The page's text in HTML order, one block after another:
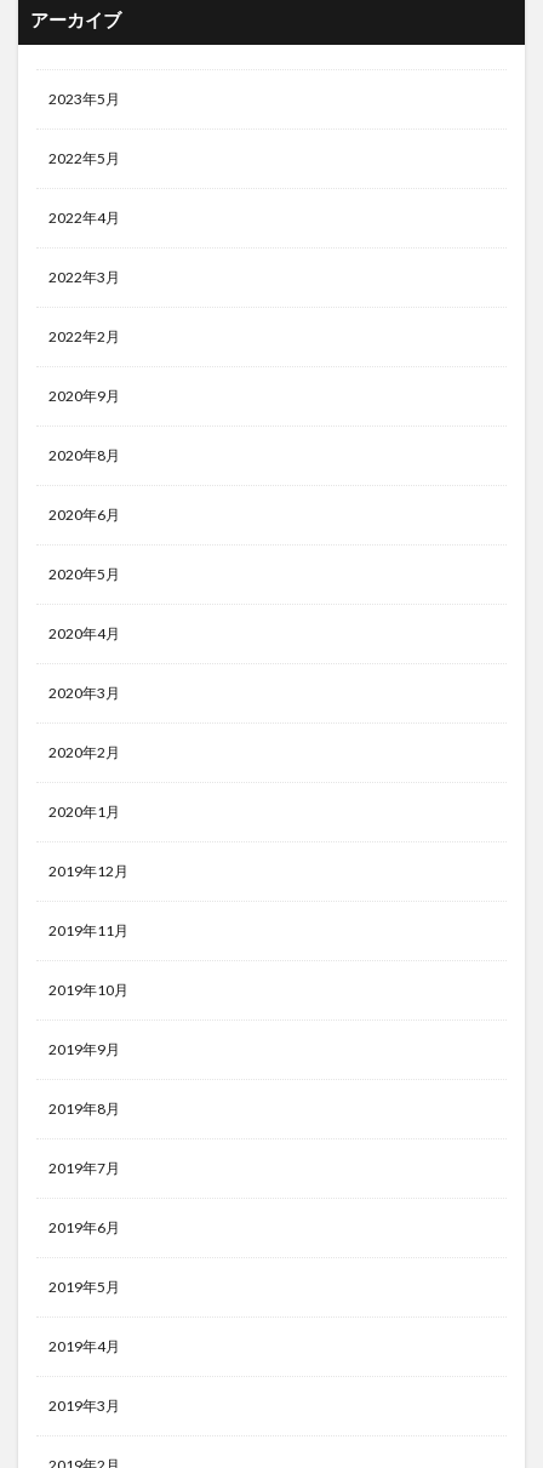
アーカイブ
2023年5月
2022年5月
2022年4月
2022年3月
2022年2月
2020年9月
2020年8月
2020年6月
2020年5月
2020年4月
2020年3月
2020年2月
2020年1月
2019年12月
2019年11月
2019年10月
2019年9月
2019年8月
2019年7月
2019年6月
2019年5月
2019年4月
2019年3月